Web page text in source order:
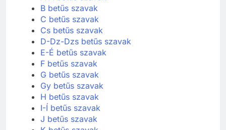
A-Á betűs szavak
B betűs szavak
C betűs szavak
Cs betűs szavak
D-Dz-Dzs betűs szavak
E-É betűs szavak
F betűs szavak
G betűs szavak
Gy betűs szavak
H betűs szavak
I-Í betűs szavak
J betűs szavak